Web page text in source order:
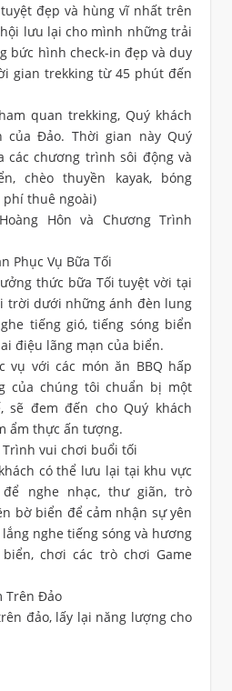
đẹp và hùng vĩ nhất trên
lưu lại cho mình những trải
bức hình check-in đẹp và duy
gian trekking từ 45 phút đến
quan trekking, Quý khách
Đảo. Thời gian này Quý
các chương trình sôi động và
chèo thuyền kayak, bóng
thuê ngoài)
Hôn và Chương Trình
Phục Vụ Bữa Tối
thức bữa Tối tuyệt vời tại
trời dưới những ánh đèn lung
tiếng gió, tiếng sóng biển
điệu lãng mạn của biển.
vụ với các món ăn BBQ hấp
của chúng tôi chuẩn bị một
đem đến cho Quý khách
ẩm thực ấn tượng.
Trình vui chơi buổi tối
có thể lưu lại tại khu vực
nghe nhạc, thư giãn, trò
bờ biển để cảm nhận sự yên
nghe tiếng sóng và hương
chơi các trò chơi Game
Trên Đảo
đảo, lấy lại năng lượng cho